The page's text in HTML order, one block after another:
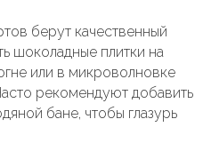
берут качественный
шоколадные плитки на
или в микроволновке
рекомендуют добавить
бане, чтобы глазурь